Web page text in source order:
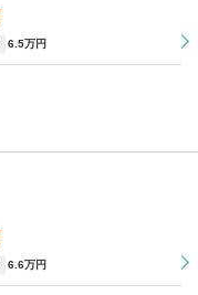
6 .5万円
6 .6万円